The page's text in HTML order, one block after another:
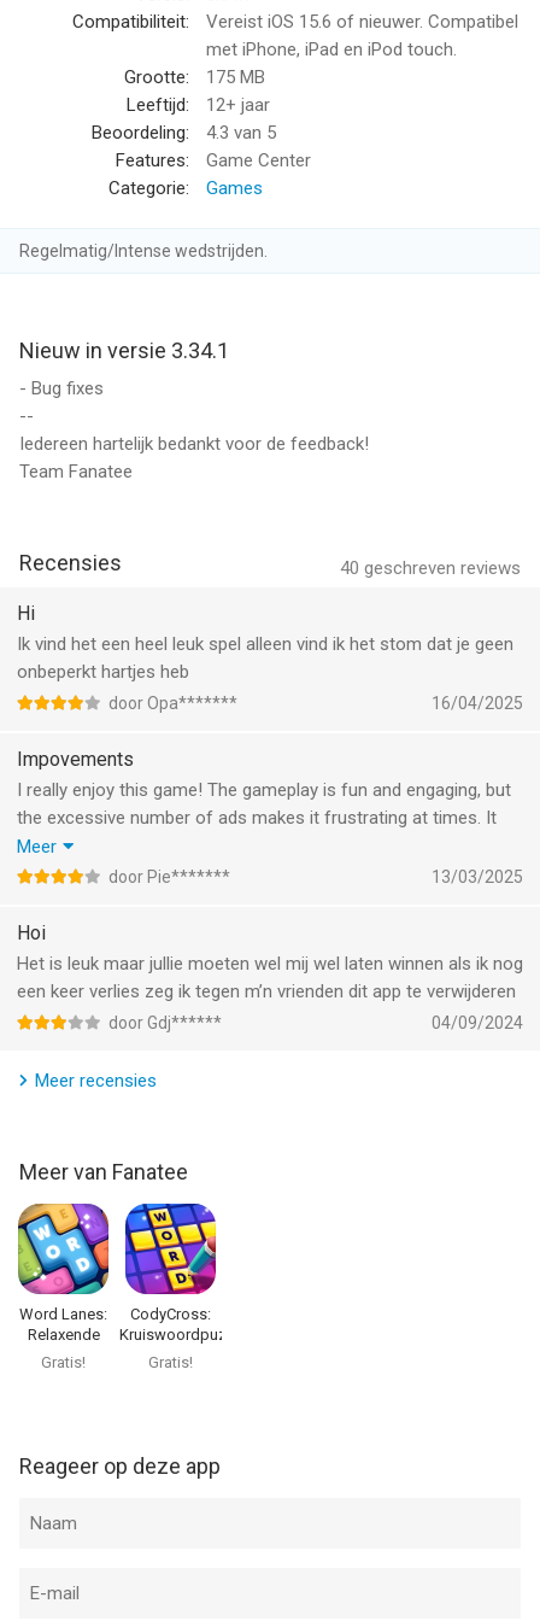
Stad Land Rivier van Fanatee is een app voor iPhone, iPad en
iPod touch met iOS versie 15.6 of hoger, geschikt bevonden
voor gebruikers met leeftijden vanaf12 jaar
Aug om 23:18.
Compatibiliteit:
Vereist iOS 15.6 of nieuwer. Compatibel
met iPhone, iPad en iPod touch.
Grootte:
175 MB
Leeftijd:
12+ jaar
Beoordeling:
4.3 van 5
Features:
Game Center
Categorie:
Games
Regelmatig/Intense wedstrijden.
Nieuw in versie 3.34.1
- Bug fixes
--
Iedereen hartelijk bedankt voor de feedback!
Team Fanatee
40 geschreven reviews
Recensies
Hi
Ik vind het een heel leuk spel alleen vind ik het stom dat je geen
onbeperkt hartjes heb
door Opa******* 16/04/2025
Impovements
I really enjoy this game! The gameplay is fun and engaging, but
the excessive number of ads makes it frustrating at times. It
would also be great to see more variety in the options, as I
often get the same ones repeatedly. With a few improvements,
Meer
door Pie******* 13/03/2025
Hoi
Het is leuk maar jullie moeten wel mij wel laten winnen als ik nog
een keer verlies zeg ik tegen m’n vrienden dit app te verwijderen
door Gdj****** 04/09/2024
Meer recensies
Meer van Fanatee
Word Lanes:
Relaxende
puzzels
Gratis!
CodyCross:
Kruiswoordpuzzels
Gratis!
Reageer op deze app